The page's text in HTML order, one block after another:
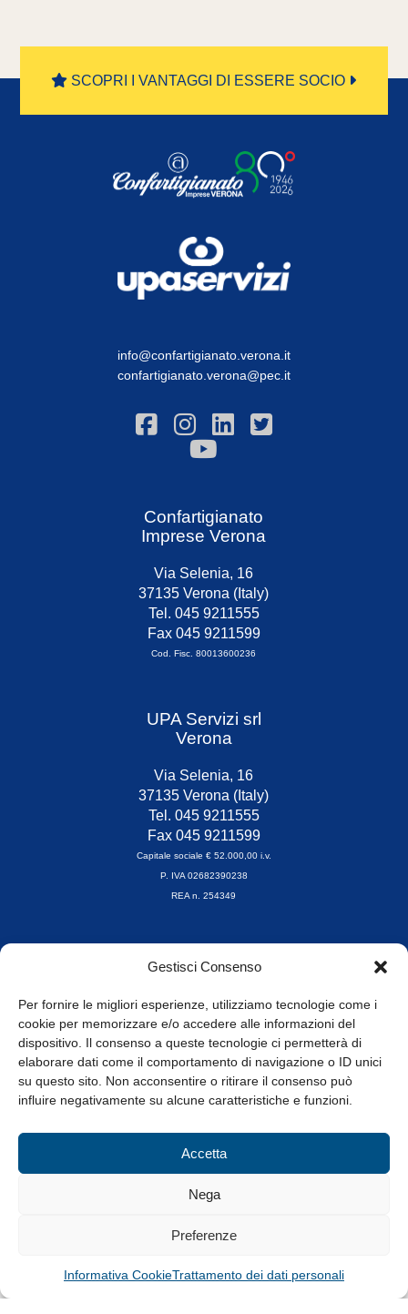
Gestisci Consenso
Per fornire le migliori esperienze, utilizziamo tecnologie come i
cookie per memorizzare e/o accedere alle informazioni del
dispositivo. Il consenso a queste tecnologie ci permetterà di
elaborare dati come il comportamento di navigazione o ID unici
su questo sito. Non acconsentire o ritirare il consenso può
influire negativamente su alcune caratteristiche e funzioni.
Accetta
Nega
Preferenze
Informativa CookieTrattamento dei dati personali
SCOPRI I VANTAGGI DI ESSERE SOCIO
info@confartigianato.verona.it
confartigianato.verona@pec.it
Confartigianato
Imprese Verona
Via Selenia, 16
37135 Verona (Italy)
Tel. 045 9211555
Fax 045 9211599
Cod. Fisc. 80013600236
UPA Servizi srl
Verona
Via Selenia, 16
37135 Verona (Italy)
Tel. 045 9211555
Fax 045 9211599
Capitale sociale € 52.000,00 i.v.
P. IVA 02682390238
REA n. 254349
Orari di apertura
8.30-13.00 / 14.00-17.30
Whistleblowing
© Tutti i diritti riservati
Privacy Policy e Cookie|Informativa Cookie